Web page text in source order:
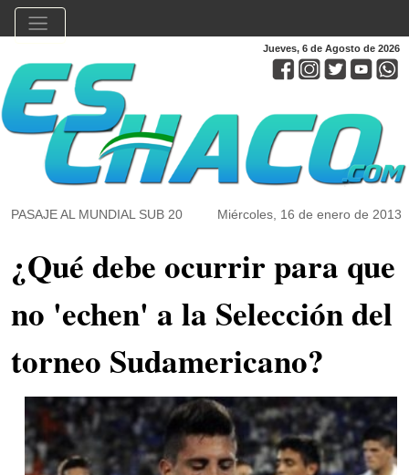
Jueves, 6 de Agosto de 2026
PASAJE AL MUNDIAL SUB 20 Miércoles, 16 de enero de 2013
¿Qué debe ocurrir para que
no 'echen' a la Selección del
torneo Sudamericano?